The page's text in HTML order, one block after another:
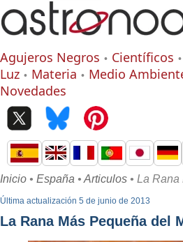
Agujeros Negros Científicos
Luz
Materia Medio
Novedades
Inicio • España • Articulos • La
Última actualización 5 de junio de 2013
La Rana Más Pequeña